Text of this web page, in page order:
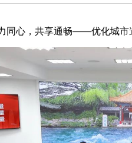
同心，共享通畅——优化城